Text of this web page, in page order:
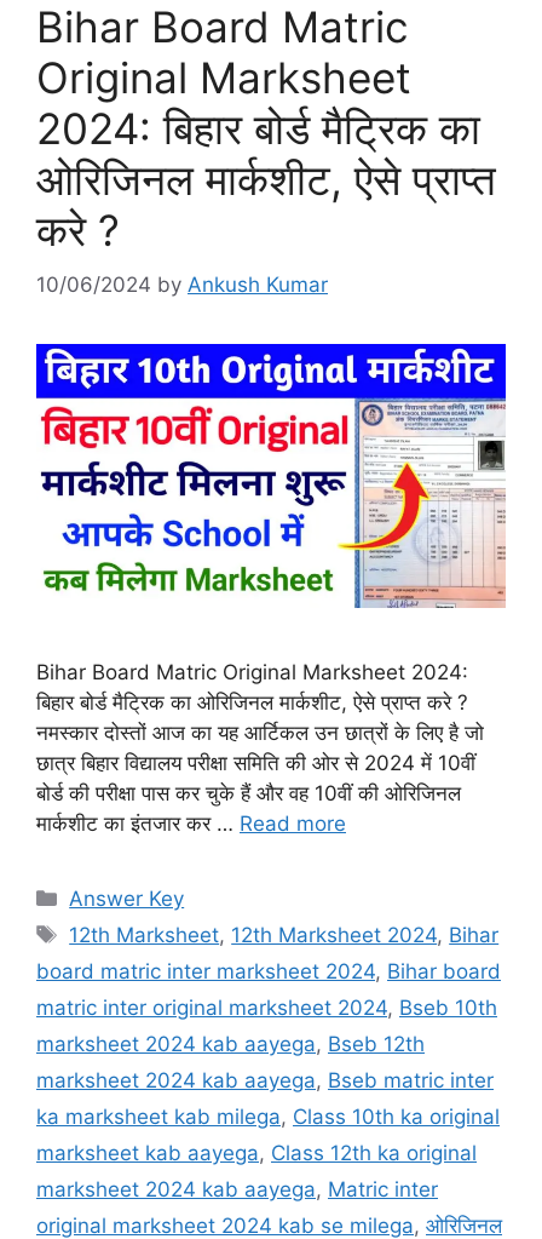
Bihar Board Matric
Original Marksheet
2024: बिहार बोर्ड मैट्रिक का
ओरिजिनल मार्कशीट, ऐसे प्राप्त
करे ?
10/06/2024 by Ankush Kumar
Bihar Board Matric Original Marksheet 2024:
बिहार बोर्ड मैट्रिक का ओरिजिनल मार्कशीट, ऐसे प्राप्त करे ?
नमस्कार दोस्तों आज का यह आर्टिकल उन छात्रों के लिए है जो
छात्र बिहार विद्यालय परीक्षा समिति की ओर से 2024 में 10वीं
बोर्ड की परीक्षा पास कर चुके हैं और वह 10वीं की ओरिजिनल
मार्कशीट का इंतजार कर … Read more
Categories
Answer Key
Tags
12th Marksheet, 12th Marksheet 2024, Bihar
board matric inter marksheet 2024, Bihar board
matric inter original marksheet 2024, Bseb 10th
marksheet 2024 kab aayega, Bseb 12th
marksheet 2024 kab aayega, Bseb matric inter
ka marksheet kab milega, Class 10th ka original
marksheet kab aayega, Class 12th ka original
marksheet 2024 kab aayega, Matric inter
original marksheet 2024 kab se milega, ओरिजिनल